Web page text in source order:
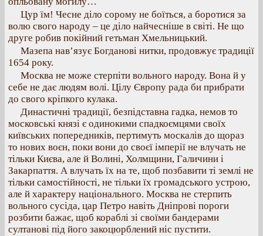
Цур їм! Чесне діло сорому не боїться, а боротися за
волю свого народу – це діло найчесніше в світі. Не що
друге робив покійний гетьман Хмельницький.
Мазепа нав’язує Богданові нитки, продовжує традиції
1654 року.
Москва не може стерпіти вольного народу. Вона й у
себе не дає людям волі. Цілу Європу рада би прибрати
до свого кріпкого кулака.
Династичні традиції, безпідставна гадка, немов то
московські князі є одинокими спадкоємцями своїх
київських попередників, пертимуть москалів до щораз
то нових воєн, поки вони до своєї імперії не влучать не
тільки Києва, але й Волині, Холмщини, Галичини і
Закарпаття. А влучать їх на те, щоб позбавити ті землі не
тільки самостійності, не тільки їх громадського устрою,
але й характеру національного. Москва не стерпить
вольного сусіда, цар Петро навіть Дніпрові пороги
розбити бажає, щоб кораблі зі своїми бандерами
султанові під його закоцюрблений ніс пустити.